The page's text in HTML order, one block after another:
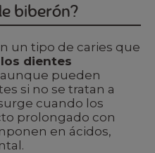
biberón?
un tipo de caries que
dientes
aunque pueden
si no se tratan a
cuando los
prolongado con
en ácidos,